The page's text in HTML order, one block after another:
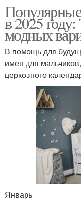
в 2025
модных
В помощь для
имен для
церковного
Январь